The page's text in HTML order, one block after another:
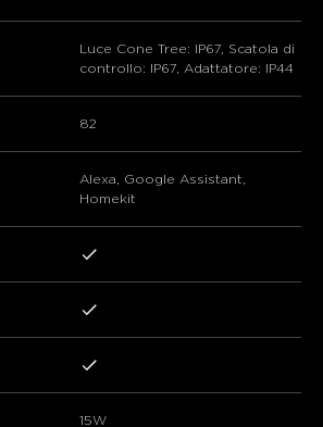
Luce Cone Tree: IP67, Scatola di
controllo: IP67, Adattatore: IP44
82
Alexa, Google Assistant,
Homekit
15W